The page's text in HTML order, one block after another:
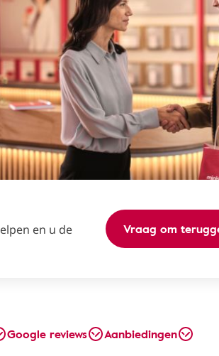
en u de
Vraag om
Google reviews Aanbiedingen